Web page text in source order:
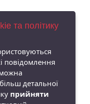
та політику
повідомлення
детальної
прийняти